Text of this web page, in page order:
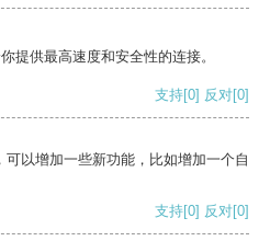
提供最高速度和安全性的连接。
支持[0] 反对[0]
以增加一些新功能，比如增加一个自
支持[0] 反对[0]